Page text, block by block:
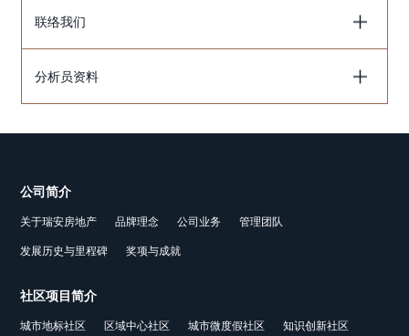
联络我们
分析员资料
公司简介
关于瑞安房地产 品牌理念 公司业务 管理团队
发展历史与里程碑 奖项与成就
社区项目简介
城市地标社区 区域中心社区 城市微度假社区 知识创新社区